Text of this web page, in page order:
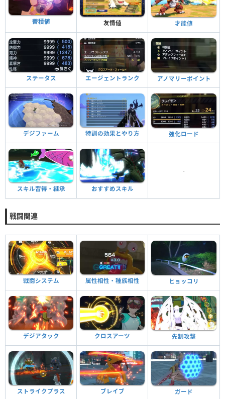
蓄積値 友情値 才能値
ステータス エージェントランク アノマリーポイント
デジファーム 特訓の効果とやり方 強化ロード
スキル習得・継承 おすすめスキル
-
戦闘関連
戦闘システム 属性相性・種族相性 ヒョッコリ
デジアタック クロスアーツ 先制攻撃
ストライクプラス ブレイブ ガード